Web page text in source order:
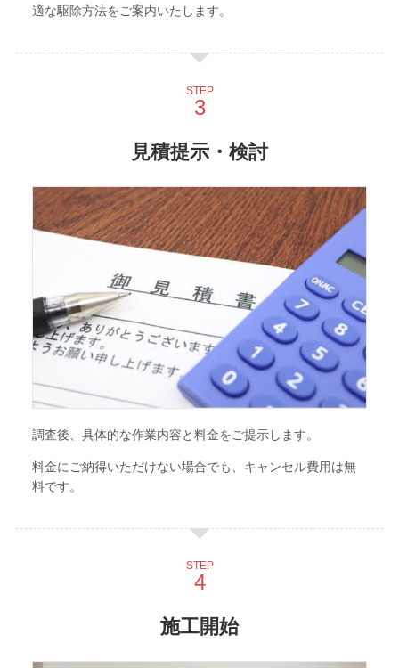
適な駆除方法をご案内いたします。
STEP
見積提示・検討
調査後、具体的な作業内容と料金をご提示します。
料金にご納得いただけない場合でも、キャンセル費用は無
料です。
STEP
施工開始